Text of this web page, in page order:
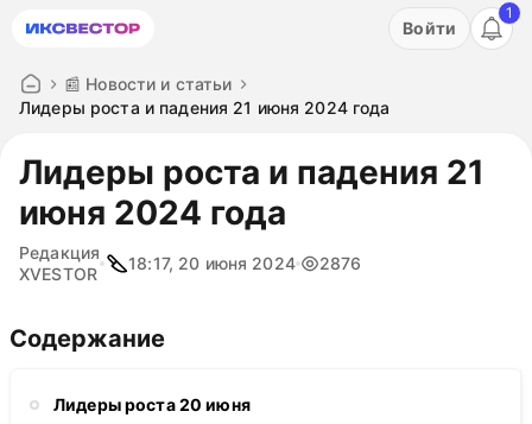
Акция: бесплатный пробный период на 3 дня!
Войти
1
📰 Новости и статьи
Лидеры роста и падения 21 июня 2024 года
Лидеры роста и падения 21
июня 2024 года
Редакция
XVESTOR
18:17, 20 июня 2024 2876
Содержание
Лидеры роста 20 июня